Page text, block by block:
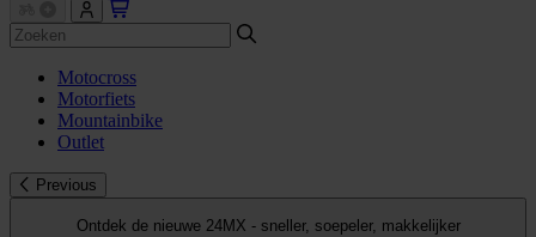
Motocross
Motorfiets
Mountainbike
Outlet
Previous
Ontdek de nieuwe 24MX - sneller, soepeler, makkelijker